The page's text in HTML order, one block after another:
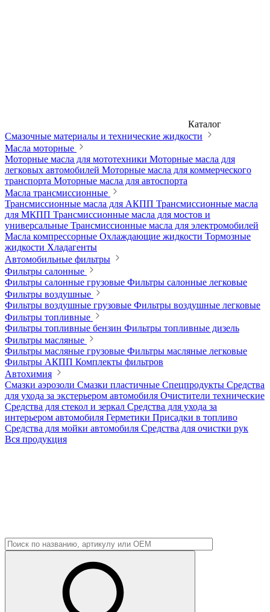
Каталог
Смазочные материалы и технические жидкости
Масла моторные
Моторные масла для мототехники Моторные масла для
легковых автомобилей Моторные масла для коммерческого
транспорта Моторные масла для автоспорта
Масла трансмиссионные
Трансмиссионные масла для АКПП Трансмиссионные масла
для МКПП Трансмиссионные масла для мостов и
универсальные Трансмиссионные масла для электромобилей
Масла компрессорные Охлаждающие жидкости Тормозные
жидкости Хладагенты
Автомобильные фильтры
Фильтры салонные
Фильтры салонные грузовые Фильтры салонные легковые
Фильтры воздушные
Фильтры воздушные грузовые Фильтры воздушные легковые
Фильтры топливные
Фильтры топливные бензин Фильтры топливные дизель
Фильтры масляные
Фильтры масляные грузовые Фильтры масляные легковые
Фильтры АКПП Комплекты фильтров
Автохимия
Смазки аэрозоли Смазки пластичные Спецпродукты Средства
для ухода за экстерьером автомобиля Очистители технические
Средства для стекол и зеркал Средства для ухода за
интерьером автомобиля Герметики Присадки в топливо
Средства для мойки автомобиля Средства для очистки рук
Вся продукция